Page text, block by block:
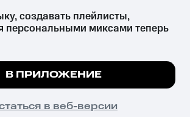
их аналогов причиняет вред здоровью,
запрещён и влечёт установленную
ответственность.
куки, чтобы на сайте все
ПОНЯТНО
создавать плейлисты,
персональными миксами теперь
В ПРИЛОЖЕНИЕ
в веб-версии